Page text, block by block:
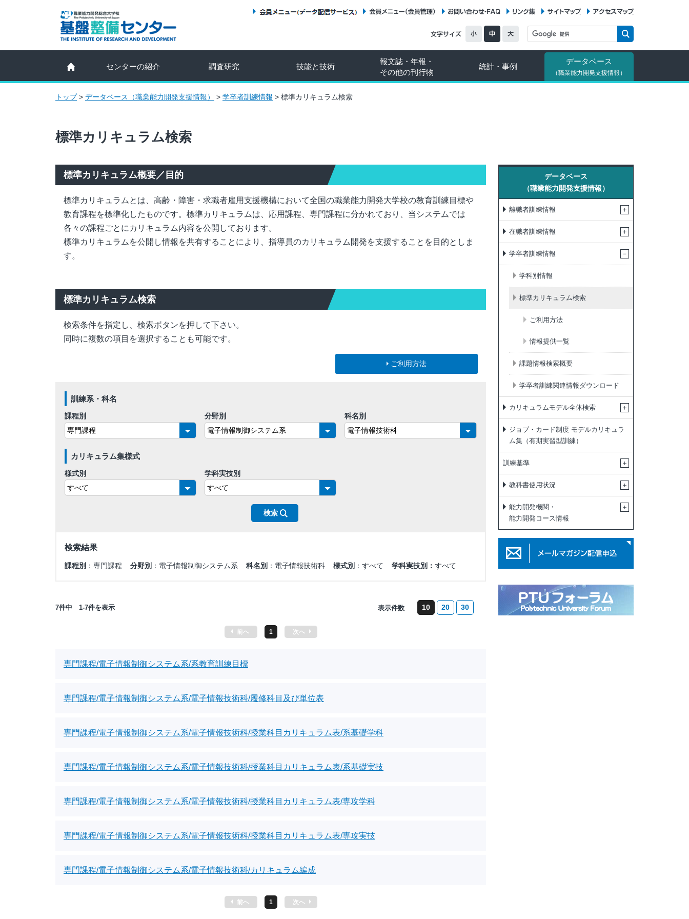
センターの紹介 調査研究 技能と技術
報文誌・年報・
その他の刊行物
統計・事例
データベース
（職業能力開発支援情報）
トップ> データベース（職業能力開発支援情報） > 学卒者訓練情報 > 標準カリキュラム検索
標準カリキュラム検索
標準カリキュラム概要／目的
標準カリキュラムとは、高齢・障害・求職者雇用支援機構において全国の職業能力開発大学校の教育訓練目標や
教育課程を標準化したものです。標準カリキュラムは、応用課程、専門課程に分かれており、当システムでは
各々の課程ごとにカリキュラム内容を公開しております。
標準カリキュラムを公開し情報を共有することにより、指導員のカリキュラム開発を支援することを目的としま
す。
標準カリキュラム検索
検索条件を指定し、検索ボタンを押して下さい。
同時に複数の項目を選択することも可能です。
ご利用方法
訓練系・科名
課程別 分野別 科名別
カリキュラム集様式
様式別 学科実技別
検索結果
課程別 ：専門課程 分野別 ：電子情報制御システム系 科名別 ：電子情報技術科 様式別 ：すべて 学科実技別： すべて
7件中 1-7件を表示 表示件数 10 20 30
前へ 1 次へ
専門課程/電子情報制御システム系/系教育訓練目標
専門課程/電子情報制御システム系/電子情報技術科/履修科目及び単位表
専門課程/電子情報制御システム系/電子情報技術科/授業科目カリキュラム表/系基礎学科
専門課程/電子情報制御システム系/電子情報技術科/授業科目カリキュラム表/系基礎実技
専門課程/電子情報制御システム系/電子情報技術科/授業科目カリキュラム表/専攻学科
専門課程/電子情報制御システム系/電子情報技術科/授業科目カリキュラム表/専攻実技
専門課程/電子情報制御システム系/電子情報技術科/カリキュラム編成
前へ 1 次へ
データベース
（職業能力開発支援情報）
離職者訓練情報
在職者訓練情報
学卒者訓練情報
学科別情報
標準カリキュラム検索
ご利用方法
情報提供一覧
課題情報検索概要
学卒者訓練関連情報ダウンロード
カリキュラムモデル全体検索
ジョブ・カード制度 モデルカリキュラ
ム集（有期実習型訓練）
訓練基準
教科書使用状況
能力開発機関・
能力開発コース情報